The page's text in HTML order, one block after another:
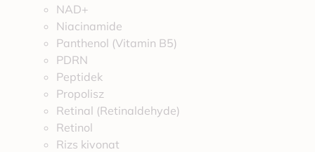
NAD+
Niacinamide
Panthenol (Vitamin B5)
PDRN
Peptidek
Propolisz
Retinal (Retinaldehyde)
Retinol
Rizs kivonat